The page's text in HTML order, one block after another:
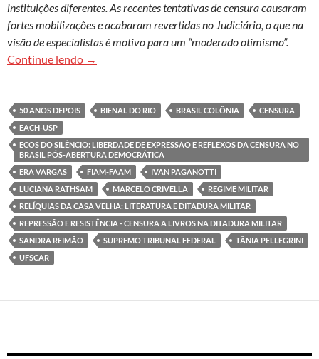
instituições diferentes. As recentes tentativas de censura causaram
fortes mobilizações e acabaram revertidas no Judiciário, o que na
visão de especialistas é motivo para um “moderado otimismo”.
Continue lendo Censura é uma herança que não foi superada
→
50 ANOS DEPOIS BIENAL DO RIO BRASIL COLÔNIA
CENSURA
EACH-USP
ECOS DO SILÊNCIO: LIBERDADE DE EXPRESSÃO E REFLEXOS DA CENSURA NO
BRASIL PÓS-ABERTURA DEMOCRÁTICA
ERA VARGAS
FIAM-FAAM
IVAN PAGANOTTI
LUCIANA RATHSAM
MARCELO CRIVELLA
REGIME MILITAR
RELÍQUIAS DA CASA VELHA: LITERATURA E DITADURA MILITAR
REPRESSÃO E RESISTÊNCIA - CENSURA A LIVROS NA DITADURA MILITAR
SANDRA REIMÃO
SUPREMO TRIBUNAL FEDERAL
TÂNIA PELLEGRINI
UFSCAR